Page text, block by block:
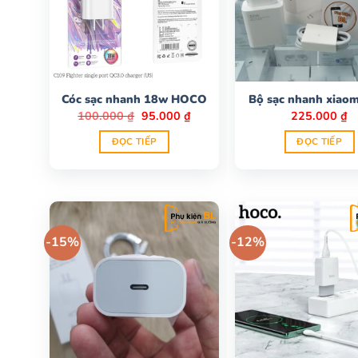
Cóc sạc nhanh 18w HOCO
100.000₫ Giá
gốc
là:
100.000 ₫.
95.000 ₫Giá
hiện
ĐỌC TIẾP
Bộ sạc nhanh
225.000₫
ĐỌC TIẾP
-15% -12%